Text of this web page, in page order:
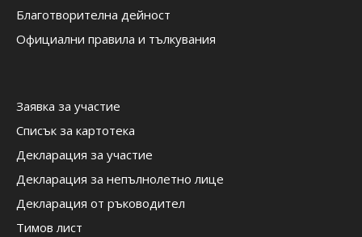
Благотворителна дейност
Официални правила и тълкувания
Заявка за участие
Списък за картотека
Декларация за участие
Декларация за непълнолетно лице
Декларация от ръководител
Тимов лист